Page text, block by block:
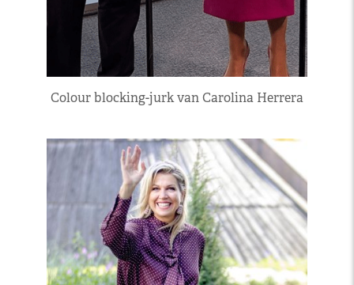
Colour blocking-jurk van Carolina Herrera